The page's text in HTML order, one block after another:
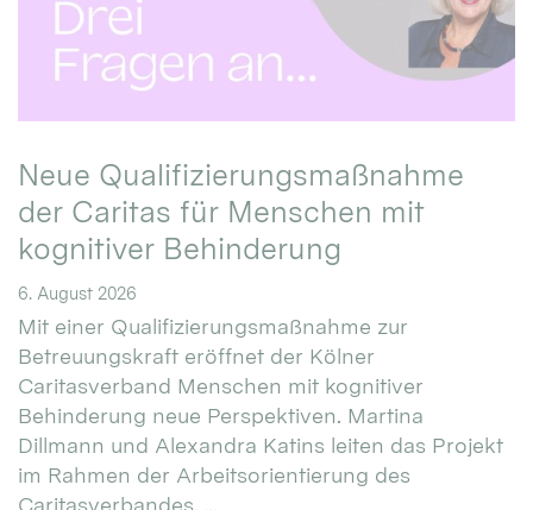
Neue Qualifizierungsmaßnahme
der Caritas für Menschen mit
kognitiver Behinderung
6. August 2026
Mit einer Qualifizierungsmaßnahme zur
Betreuungskraft eröffnet der Kölner
Caritasverband Menschen mit kognitiver
Behinderung neue Perspektiven. Martina
Dillmann und Alexandra Katins leiten das Projekt
im Rahmen der Arbeitsorientierung des
Caritasverbandes. ...